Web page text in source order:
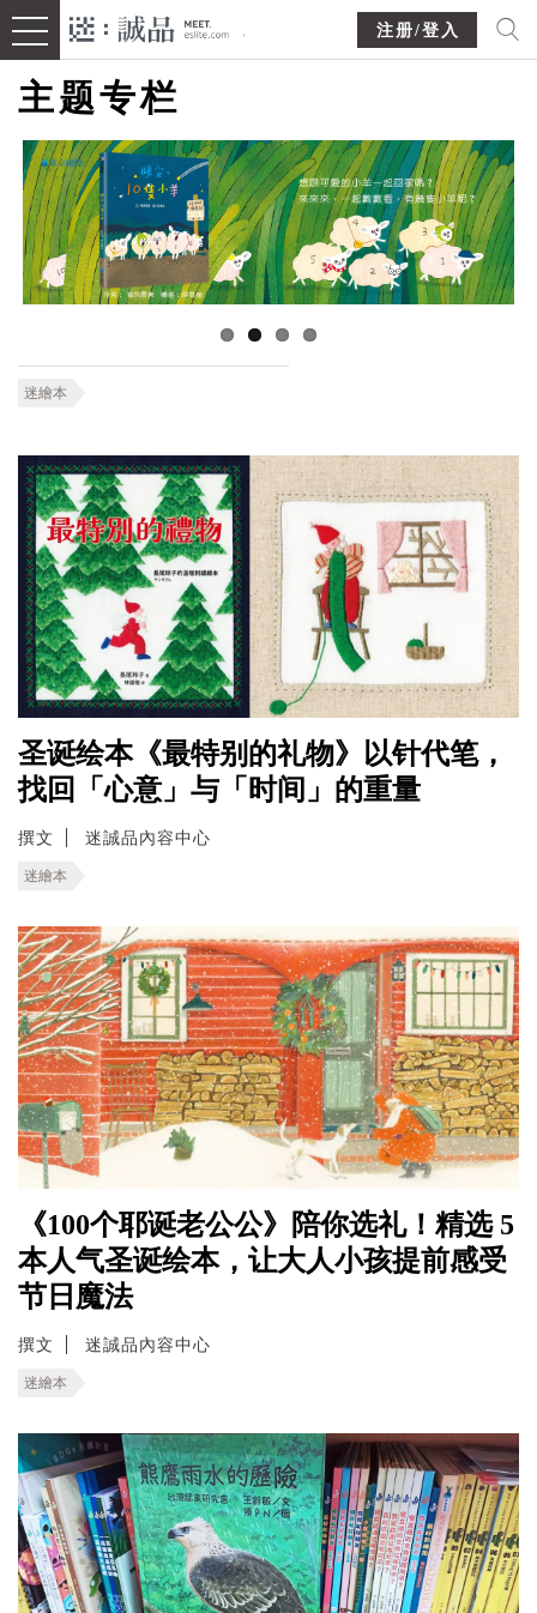
注册/登入
主题专栏
迷繪本
圣诞绘本《最特别的礼物》以针代笔，
找回「心意」与「时间」的重量
撰文 迷誠品內容中心
迷繪本
《100个耶诞老公公》陪你选礼！精选 5
本人气圣诞绘本，让大人小孩提前感受
节日魔法
撰文 迷誠品內容中心
迷繪本